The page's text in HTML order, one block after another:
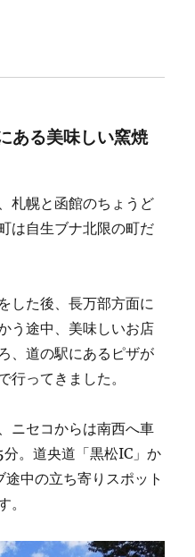
ある美味しい窯焼
札幌と函館のちょうど
は自生ブナ北限の町だ
した後、長万部方面に
う途中、美味しいお店
、道の駅にあるピザが
行ってきました。
ニセコからは南西へ車
。道央道「黒松IC」か
中の立ち寄りスポット
。